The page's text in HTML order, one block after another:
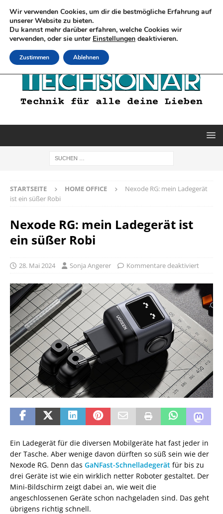
STARTSEITE HOME OFFICE
Nexode RG: mein Ladegerät
ist ein süßer Robi
Nexode RG: mein Ladegerät ist
ein süßer Robi
28. Mai 2024 Sonja Angerer Kommentare deaktiviert
Ein Ladegerät für die diversen Mobilgeräte hat fast jeder in
der Tasche. Aber wenige davon dürften so süß sein wie der
Nexode RG. Denn das GaNFast-Schnelladegerät für bis zu
drei Geräte ist wie ein wirklich netter Roboter gestaltet. Der
Mini-Bildschirm zeigt dabei an, wie weit die
angeschlossenen Geräte schon nachgeladen sind. Das geht
übrigens richtig schnell.
Wir verwenden Cookies, um dir die bestmögliche Erfahrung auf
unserer Website zu bieten.
Du kannst mehr darüber erfahren, welche Cookies wir
verwenden, oder sie unter Einstellungen deaktivieren.
Zustimmen Ablehnen